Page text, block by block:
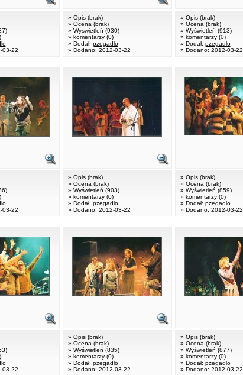
03-22
» Opis (brak)
» Ocena (brak)
» Wyświetleń (930)
» komentarzy (0)
» Dodał: pzegadlo
» Dodano: 2012-03-22
» Opis (brak)
» Ocena (brak)
» Wyświetleń (913)
» komentarzy (0)
» Dodał: pzegadlo
» Dodano: 2012-03-22
03-22
» Opis (brak)
» Ocena (brak)
» Wyświetleń (903)
» komentarzy (0)
» Dodał: pzegadlo
» Dodano: 2012-03-22
» Opis (brak)
» Ocena (brak)
» Wyświetleń (859)
» komentarzy (0)
» Dodał: pzegadlo
» Dodano: 2012-03-22
03-22
» Opis (brak)
» Ocena (brak)
» Wyświetleń (835)
» komentarzy (0)
» Dodał: pzegadlo
» Dodano: 2012-03-22
» Opis (brak)
» Ocena (brak)
» Wyświetleń (877)
» komentarzy (0)
» Dodał: pzegadlo
» Dodano: 2012-03-22